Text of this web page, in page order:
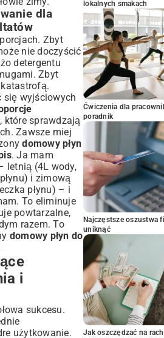
dla
Zbyt
nie doczyścić
detergentu
Zbyt
się wyjściowych
które sprawdzają
Zawsze miej
domowy płyn
. Ja mam
letnią (4L wody,
i zimową
płynu) – i
To eliminuje
powtarzalne,
razem. To
domowy płyn do
i
sukcesu.
użytkowanie.
lokalnych smakach
Ćwiczenia dla
poradnik
Najczęstsze oszustwa
uniknąć
Jak oszczędzać na